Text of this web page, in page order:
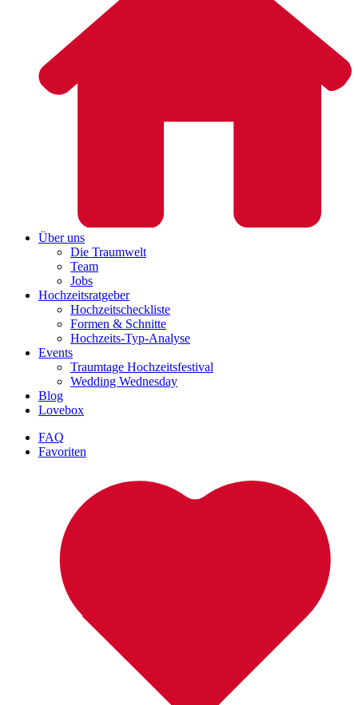
Über uns
Die Traumwelt
Team
Jobs
Hochzeitsratgeber
Hochzeitscheckliste
Formen & Schnitte
Hochzeits-Typ-Analyse
Events
Traumtage Hochzeitsfestival
Wedding Wednesday
Blog
Lovebox
FAQ
Favoriten